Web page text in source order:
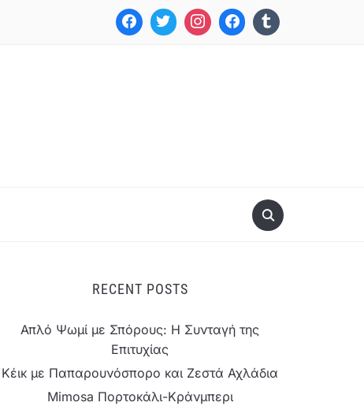
RECENT POSTS
Απλό Ψωμί με Σπόρους: Η Συνταγή της
Επιτυχίας
Κέικ με Παπαρουνόσπορο και Ζεστά Αχλάδια
Mimosa Πορτοκάλι-Κράνμπερι